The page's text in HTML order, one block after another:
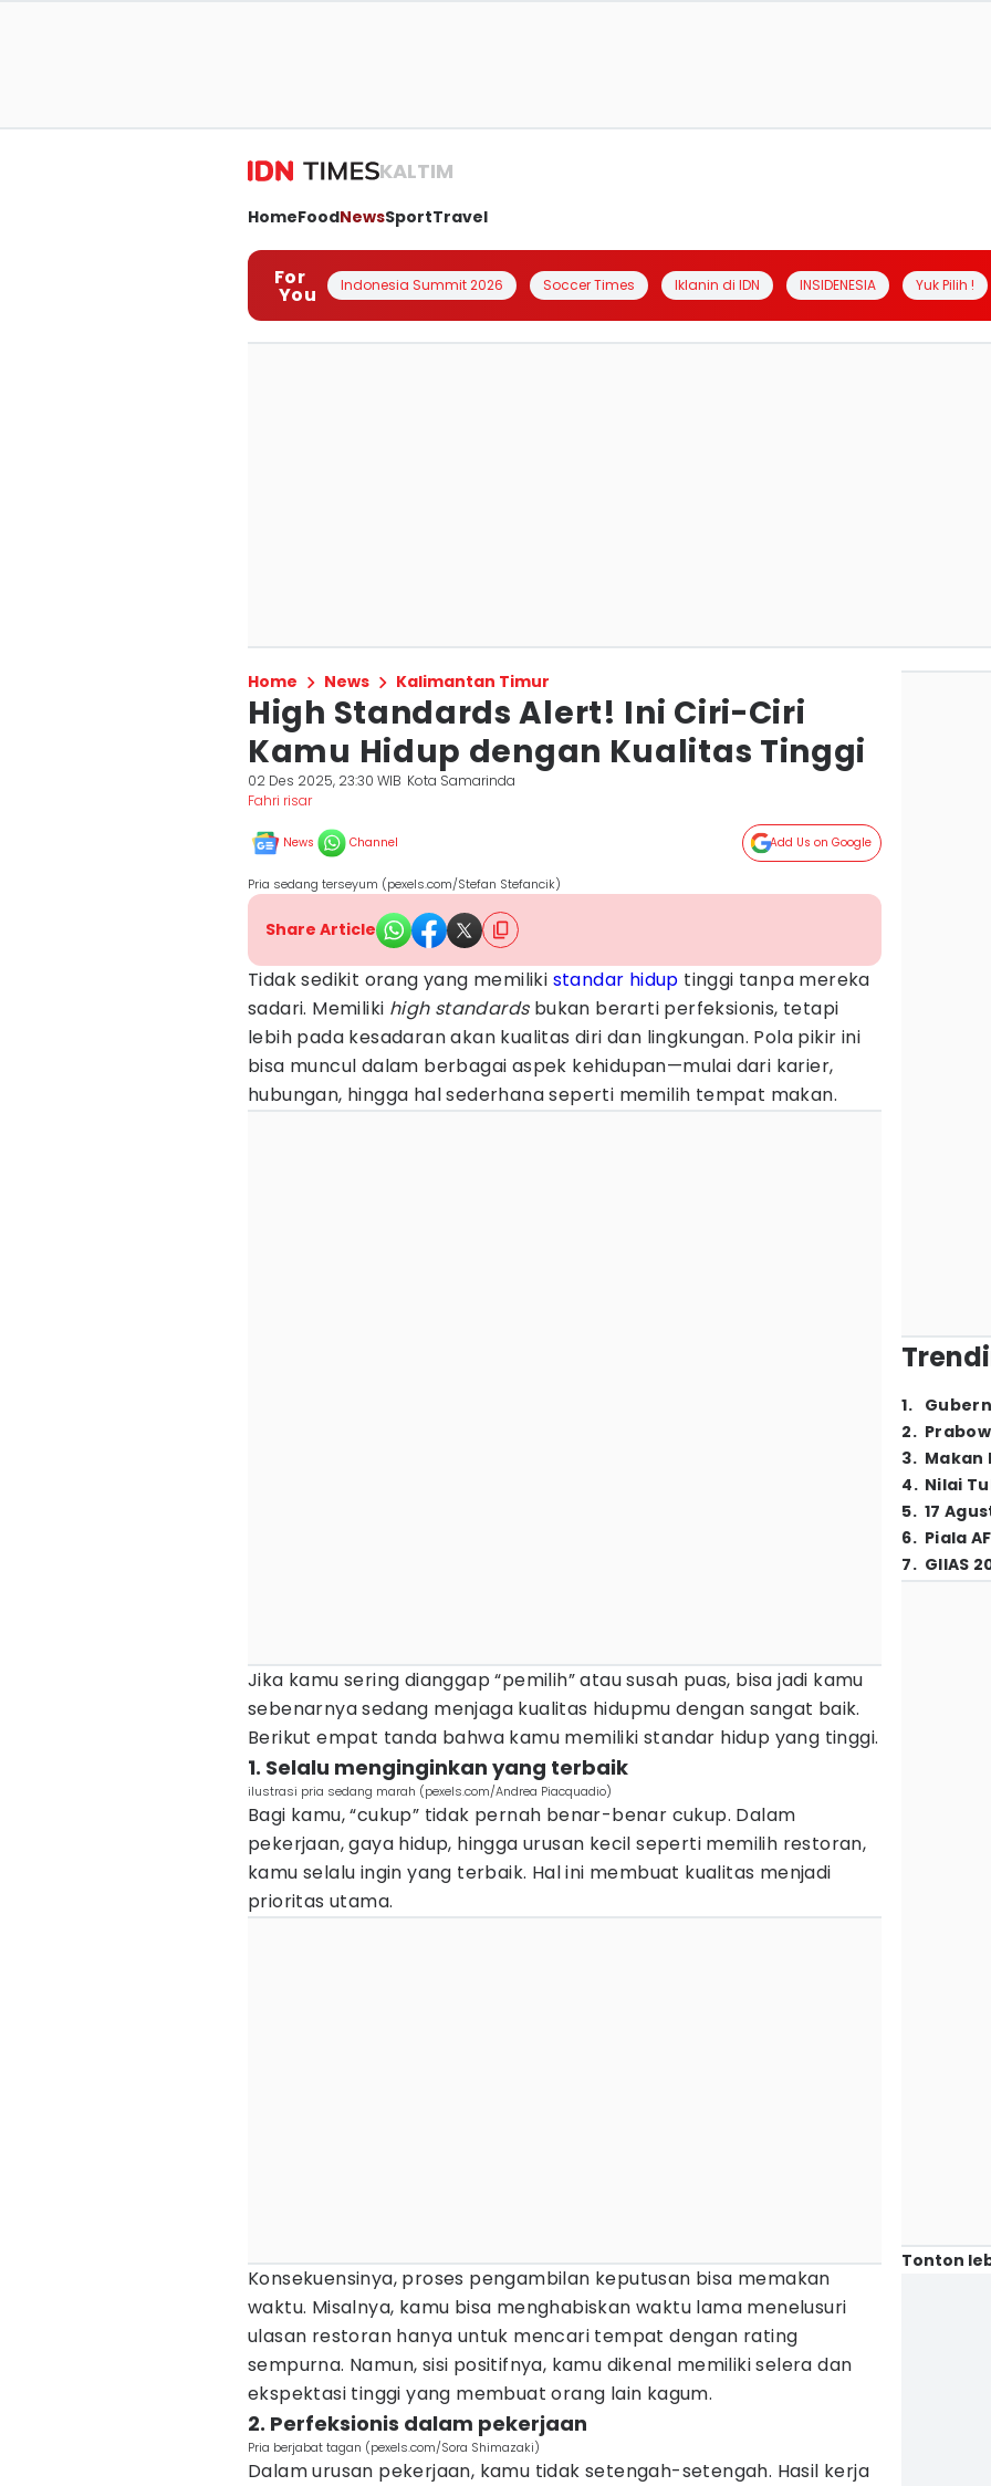
KALTIM
HomeFoodNewsSportTravel
For
You Indonesia Summit 2026 Soccer Times Iklanin di IDN INSIDENESIA Yuk Pilih !
Home News Kalimantan Timur
High Standards Alert! Ini Ciri-Ciri
Kamu Hidup dengan Kualitas Tinggi
02 Des 2025, 23:30 WIB Kota Samarinda
Fahri risar
News Channel Add Us on Google
Pria sedang terseyum (pexels.com/Stefan Stefancik)
Share Article
Tidak sedikit orang yang memiliki standar hidup tinggi tanpa mereka
sadari. Memiliki high standardsbukan berarti perfeksionis, tetapi
lebih pada kesadaran akan kualitas diri dan lingkungan. Pola pikir ini
bisa muncul dalam berbagai aspek kehidupan—mulai dari karier,
hubungan, hingga hal sederhana seperti memilih tempat makan.
Jika kamu sering dianggap “pemilih” atau susah puas, bisa jadi kamu
sebenarnya sedang menjaga kualitas hidupmu dengan sangat baik.
Berikut empat tanda bahwa kamu memiliki standar hidup yang tinggi.
1. Selalu menginginkan yang terbaik
ilustrasi pria sedang marah (pexels.com/Andrea Piacquadio)
Bagi kamu, “cukup” tidak pernah benar-benar cukup. Dalam
pekerjaan, gaya hidup, hingga urusan kecil seperti memilih restoran,
kamu selalu ingin yang terbaik. Hal ini membuat kualitas menjadi
prioritas utama.
Konsekuensinya, proses pengambilan keputusan bisa memakan
waktu. Misalnya, kamu bisa menghabiskan waktu lama menelusuri
ulasan restoran hanya untuk mencari tempat dengan rating
sempurna. Namun, sisi positifnya, kamu dikenal memiliki selera dan
ekspektasi tinggi yang membuat orang lain kagum.
2. Perfeksionis dalam pekerjaan
Pria berjabat tagan (pexels.com/Sora Shimazaki)
Dalam urusan pekerjaan, kamu tidak setengah-setengah. Hasil kerja
1.
2.
3. Makan
4. Nilai
5. 17
6. Piala
7. GIIAS
Tonton